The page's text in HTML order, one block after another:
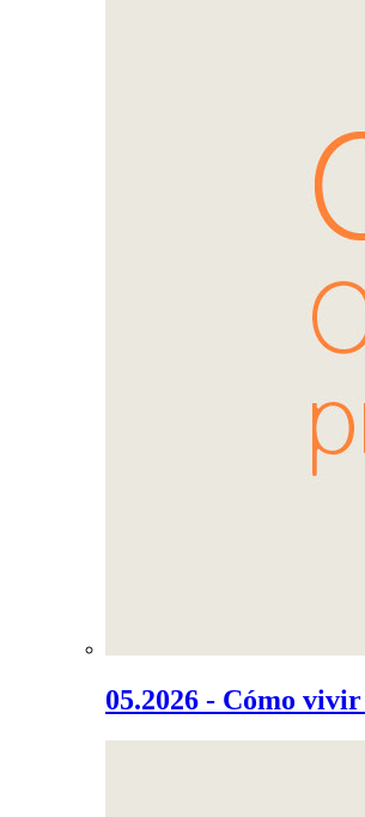
05.2026 - Cómo